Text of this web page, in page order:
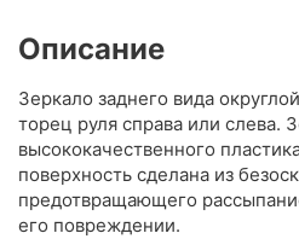
Описание
Зеркало заднего вида
торец руля справа или слева.
высококачественного
поверхность сделана из
предотвращающего
его повреждении.